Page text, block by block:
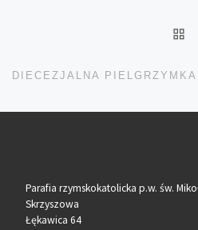
Parafia rzymskokatolicka p.w. św.
Skrzyszowa
Łękawica 64